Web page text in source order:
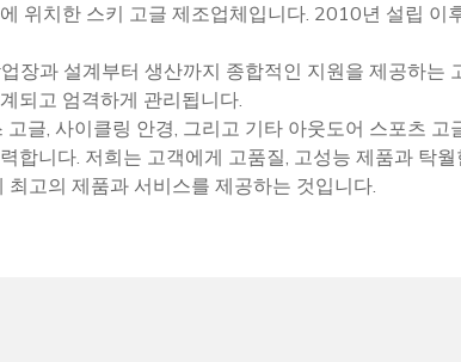
위치한 스키 고글 제조업체입니다. 2010년 설립
장과 설계부터 생산까지 종합적인 지원을 제공하
되고 엄격하게 관리됩니다.
글, 사이클링 안경, 그리고 기타 아웃도어 스포츠
합니다. 저희는 고객에게 고품질, 고성능 제품과 탁
고의 제품과 서비스를 제공하는 것입니다.